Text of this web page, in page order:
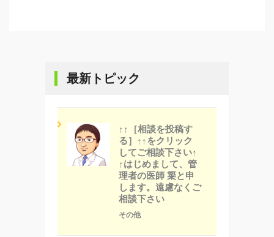
最新トピック
↑↑［相談を投稿す
る］↑↑をクリック
してご相談下さい↑
↑はじめまして、管
理者の医師 簗と申
します。遠慮なくご
相談下さい
その他